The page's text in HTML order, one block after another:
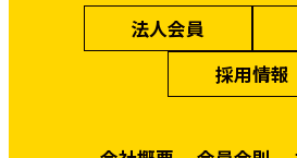
法人会員
採用情報